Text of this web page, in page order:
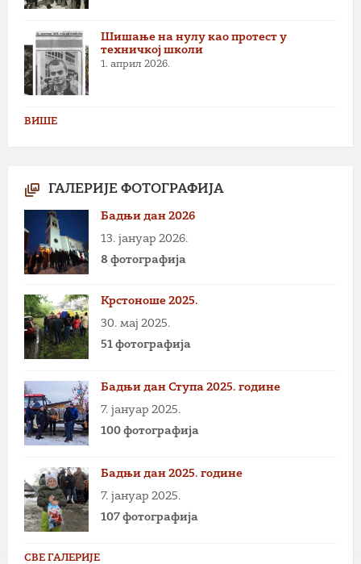
Шишање на нулу као протест у
техничкој школи
1. април 2026.
ВИШЕ
ГАЛЕРИЈЕ ФОТОГРАФИЈА
Бадњи дан 2026
13. јануар 2026.
8 фотографија
Крстоноше 2025.
30. мај 2025.
51 фотографија
Бадњи дан Ступа 2025. године
7. јануар 2025.
100 фотографија
Бадњи дан 2025. године
7. јануар 2025.
107 фотографија
СВЕ ГАЛЕРИЈЕ